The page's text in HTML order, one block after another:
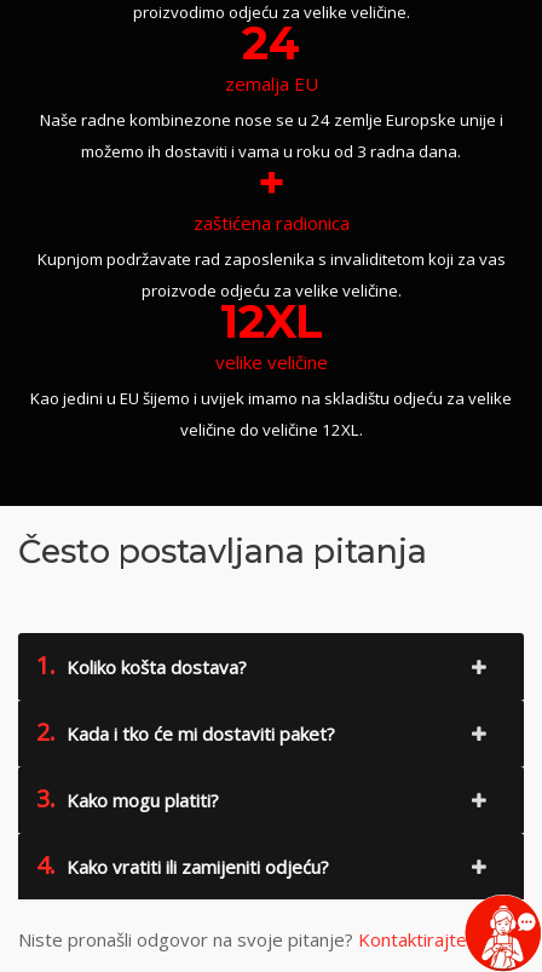
proizvodimo odjeću za velike veličine.
24
zemalja EU
Naše radne kombinezone nose se u 24 zemlje Europske unije i
možemo ih dostaviti i vama u roku od 3 radna dana.
+
zaštićena radionica
Kupnjom podržavate rad zaposlenika s invaliditetom koji za vas
proizvode odjeću za velike veličine.
12XL
velike veličine
Kao jedini u EU šijemo i uvijek imamo na skladištu odjeću za velike
veličine do veličine 12XL.
Često postavljana pitanja
1. Koliko košta dostava?
2. Kada i tko će mi dostaviti paket?
3. Kako mogu platiti?
4. Kako vratiti ili zamijeniti odjeću?
Niste pronašli odgovor na svoje pitanje? Kontaktirajte nas.